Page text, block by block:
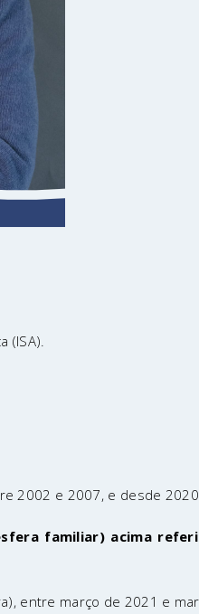
(ISA).
2002 e 2007, e desde
familiar) acima
entre março de 2021 e